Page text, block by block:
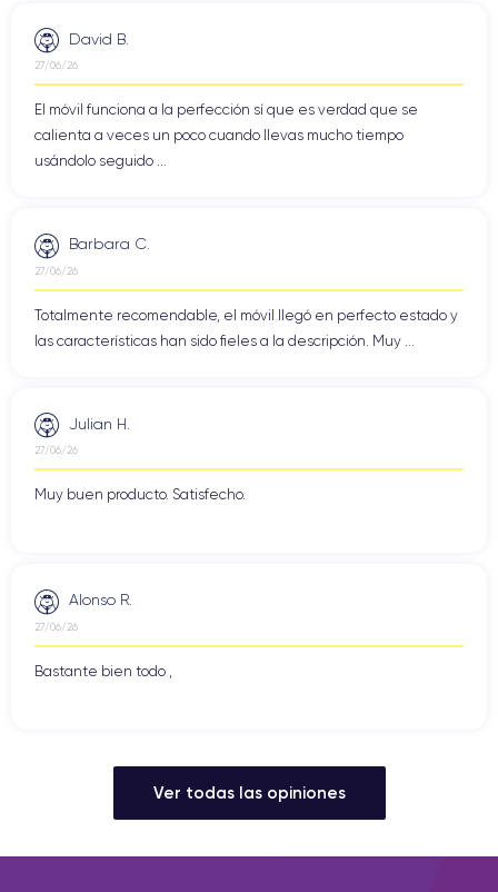
David B.
27/06/26
El móvil funciona a la perfección sí que es verdad que se
calienta a veces un poco cuando llevas mucho tiempo
usándolo seguido ...
Barbara C.
27/06/26
Totalmente recomendable, el móvil llegó en perfecto estado y
las características han sido fieles a la descripción. Muy ...
Julian H.
27/06/26
Muy buen producto. Satisfecho.
Alonso R.
27/06/26
Bastante bien todo ,
Ver todas las opiniones